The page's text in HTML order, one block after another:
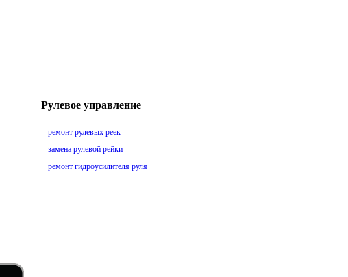
Рулевое управление
ремонт рулевых реек
замена рулевой рейки
ремонт гидроусилителя руля